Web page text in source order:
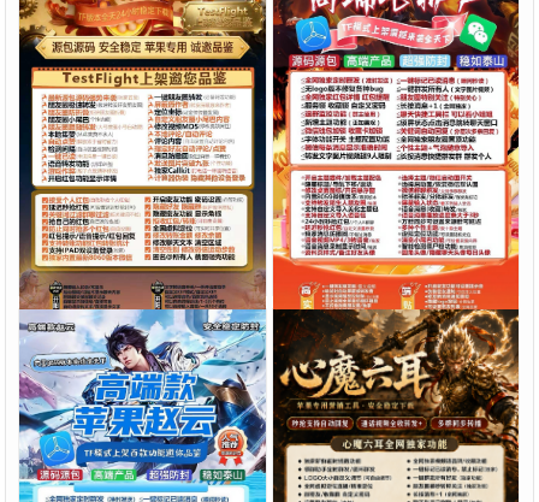
苹果TF开阳微信多开软件深
度评测：凡尔赛8069包功能
全解析，TestFlight稳定版上
架，激活认准拍拍卡商城
代理3.5 立即购买
苹果多开软件
🔥【苹果微信多开“王炸”来
袭】「高端地狱火」—— TF
正式码+斗战神8073包，7天
退换，安全防封，多开自由触
手可及！
¥ 代理12 立即购买
苹果多开软件